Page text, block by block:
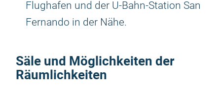
Flughafen und der U-Bahn-Station San
Fernando in der Nähe.
Säle und Möglichkeiten der
Räumlichkeiten